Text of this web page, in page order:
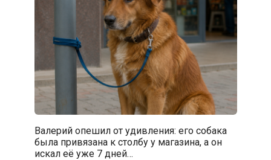
Валерий опешил от удивления: его собака
была привязана к столбу у магазина, а он
искал её уже 7 дней…